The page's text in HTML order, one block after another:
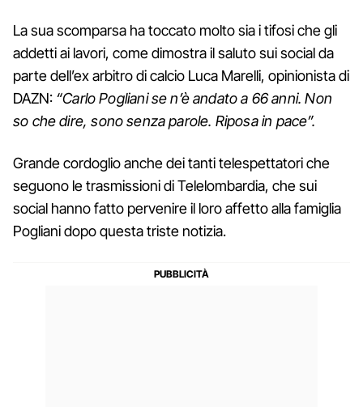
La sua scomparsa ha toccato molto sia i tifosi che gli
addetti ai lavori, come dimostra il saluto sui social da
parte dell’ex arbitro di calcio Luca Marelli, opinionista di
DAZN: “Carlo Pogliani se n’è andato a 66 anni. Non
so che dire, sono senza parole. Riposa in pace”.
Grande cordoglio anche dei tanti telespettatori che
seguono le trasmissioni di Telelombardia, che sui
social hanno fatto pervenire il loro affetto alla famiglia
Pogliani dopo questa triste notizia.